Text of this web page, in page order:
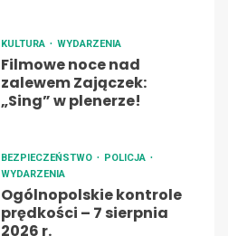
KULTURA WYDARZENIA
Filmowe noce nad
zalewem Zajączek:
„Sing” w plenerze!
BEZPIECZEŃSTWO
POLICJA
WYDARZENIA
Ogólnopolskie kontrole
prędkości – 7 sierpnia
2026 r.